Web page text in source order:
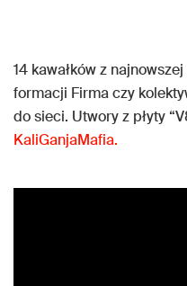
14 kawałków z
formacji Firma czy
do sieci. Utwory z płyty
KaliGanjaMafia.